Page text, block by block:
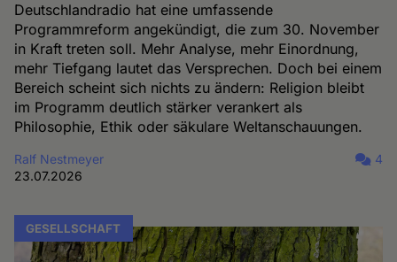
Deutschlandradio hat eine umfassende
Programmreform angekündigt, die zum 30. November
in Kraft treten soll. Mehr Analyse, mehr Einordnung,
mehr Tiefgang lautet das Versprechen. Doch bei einem
Bereich scheint sich nichts zu ändern: Religion bleibt
im Programm deutlich stärker verankert als
Philosophie, Ethik oder säkulare Weltanschauungen.
Ralf Nestmeyer
23.07.2026
4
GESELLSCHAFT